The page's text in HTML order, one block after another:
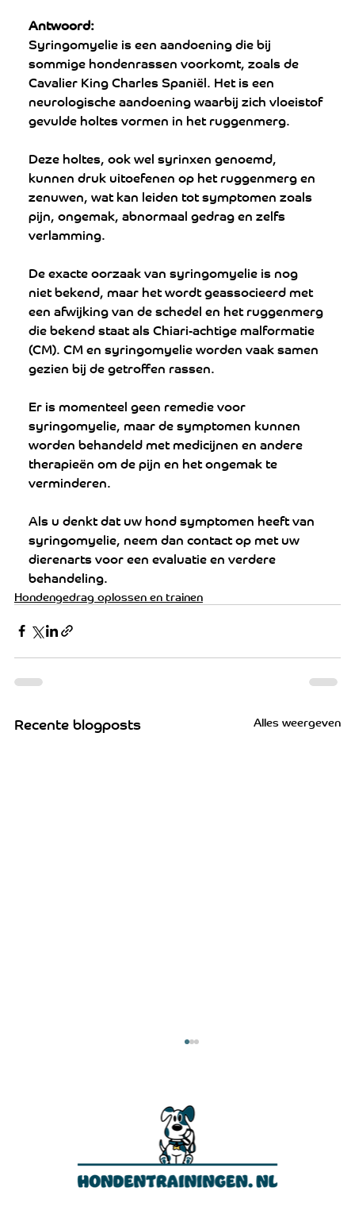
Antwoord:
Syringomyelie is een aandoening die bij
sommige hondenrassen voorkomt, zoals de
Cavalier King Charles Spaniël. Het is een
neurologische aandoening waarbij zich vloeistof
gevulde holtes vormen in het ruggenmerg.
Deze holtes, ook wel syrinxen genoemd,
kunnen druk uitoefenen op het ruggenmerg en
zenuwen, wat kan leiden tot symptomen zoals
pijn, ongemak, abnormaal gedrag en zelfs
verlamming.
De exacte oorzaak van syringomyelie is nog
niet bekend, maar het wordt geassocieerd met
een afwijking van de schedel en het ruggenmerg
die bekend staat als Chiari-achtige malformatie
(CM). CM en syringomyelie worden vaak samen
gezien bij de getroffen rassen.
Er is momenteel geen remedie voor
syringomyelie, maar de symptomen kunnen
worden behandeld met medicijnen en andere
therapieën om de pijn en het ongemak te
verminderen.
Als u denkt dat uw hond symptomen heeft van
syringomyelie, neem dan contact op met uw
dierenarts voor een evaluatie en verdere
behandeling.
Hondengedrag oplossen en trainen
Recente blogposts Alles weergeven